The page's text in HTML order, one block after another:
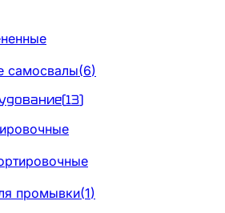
самосвалы(6)
(13)
промывки(1)